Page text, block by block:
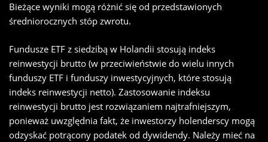
Bieżące wyniki mogą różnić się od przedstawionych
średniorocznych stóp zwrotu.
Fundusze ETF z siedzibą w Holandii stosują indeks
reinwestycji brutto (w przeciwieństwie do wielu innych
funduszy ETF i funduszy inwestycyjnych, które stosują
indeks reinwestycji netto). Zastosowanie indeksu
reinwestycji brutto jest rozwiązaniem najtrafniejszym,
ponieważ uwzględnia fakt, że inwestorzy holenderscy mogą
odzyskać potrącony podatek od dywidendy. Należy mieć na